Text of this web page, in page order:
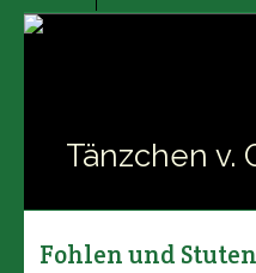
Tänzchen v.
Fohlen und